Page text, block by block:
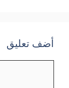
أضف تعليق